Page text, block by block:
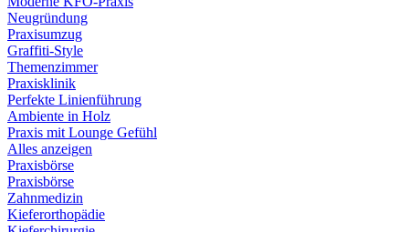
Neugründung
Praxisumzug
Graffiti-Style
Themenzimmer
Praxisklinik
Perfekte Linienführung
Ambiente in Holz
Praxis mit Lounge Gefühl
Alles anzeigen
Praxisbörse
Praxisbörse
Zahnmedizin
Kieferorthopädie